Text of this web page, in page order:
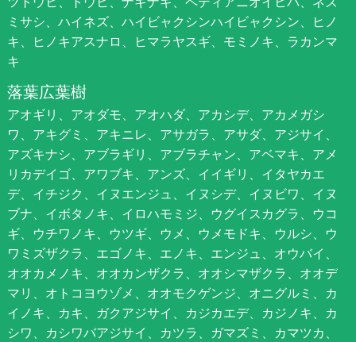
ミサシ、ハイネズ、ハイビャクシンハイビャクシン、ヒノ
キ、ヒノキアスナロ、ヒマラヤスギ、モミノキ、ラカンマ
キ
落葉広葉樹
アオギリ、アオダモ、アオハダ、アカシデ、アカメガシ
ワ、アキグミ、アキニレ、アサガラ、アサダ、アジサイ、
アズキナシ、アブラギリ、アブラチャン、アベマキ、アメ
リカデイゴ、アワブキ、アンズ、イイギリ、イタヤカエ
デ、イチジク、イヌエンジュ、イヌシデ、イヌビワ、イヌ
ブナ、イボタノキ、イロハモミジ、ウグイスカグラ、ウコ
ギ、ウチワノキ、ウツギ、ウメ、ウメモドキ、ウルシ、ウ
ワミズザクラ、エゴノキ、エノキ、エンジュ、オウバイ、
オオカメノキ、オオカンザクラ、オオシマザクラ、オオデ
マリ、オトコヨウゾメ、オオモクゲンジ、オニグルミ、カ
イノキ、カキ、ガクアジサイ、カジカエデ、カジノキ、カ
シワ、カシワバアジサイ、カツラ、ガマズミ、カマツカ、